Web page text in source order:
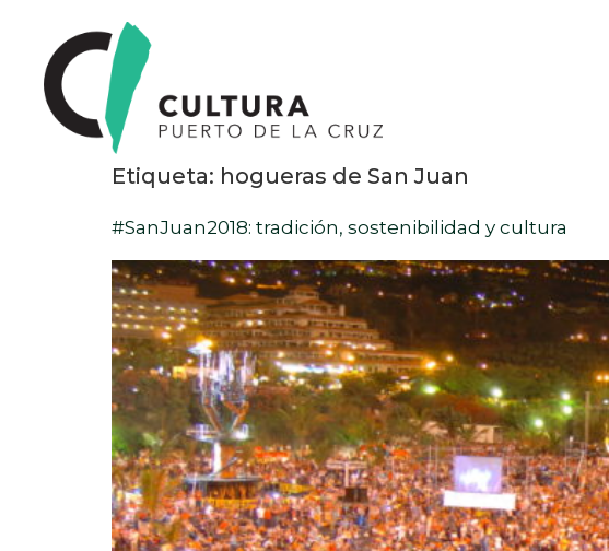
Etiqueta: hogueras de San Juan
#SanJuan2018: tradición, sostenibilidad y cultura